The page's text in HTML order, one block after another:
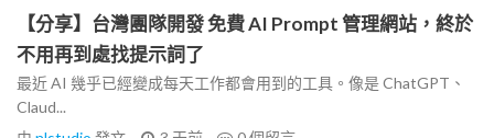
【分享】台灣團隊開發 免費 AI Prompt 管理網站，終於
不用再到處找提示詞了
最近 AI 幾乎已經變成每天工作都會用到的工具。像是 ChatGPT、
Claud...